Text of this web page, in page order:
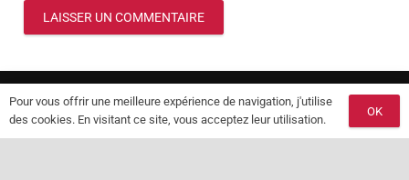
LAISSER UN COMMENTAIRE
© 2025 Les Délices d’Alexandre. Tous droits réservés.
Pour vous offrir une meilleure expérience de navigation, j'utilise
des cookies. En visitant ce site, vous acceptez leur utilisation.
OK